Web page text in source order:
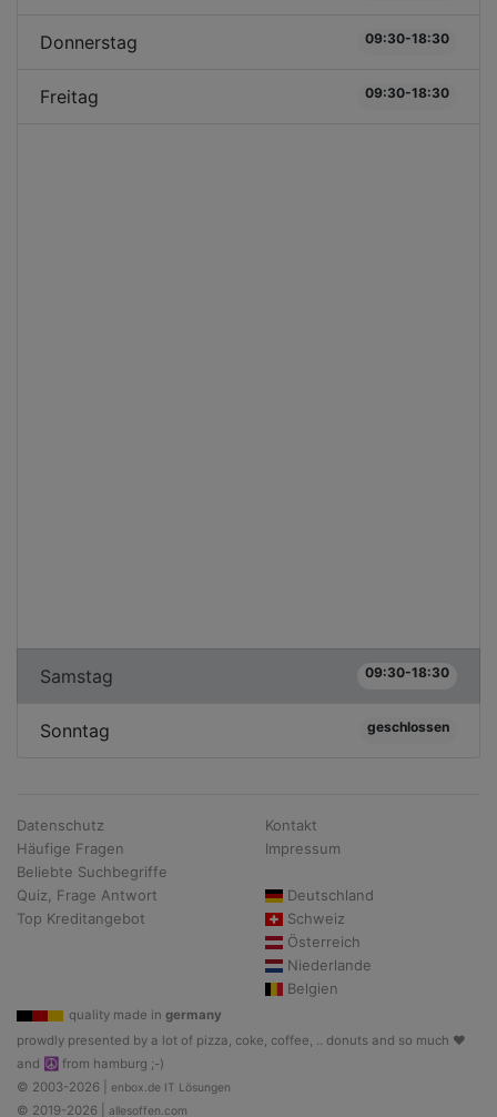
Donnerstag 09:30-18:30
Freitag 09:30-18:30
Samstag 09:30-18:30
Sonntag geschlossen
Datenschutz
Häufige Fragen
Beliebte Suchbegriffe
Quiz, Frage Antwort
Top Kreditangebot
Kontakt
Impressum
Deutschland
Schweiz
Österreich
Niederlande
Belgien
quality made in germany
prowdly presented by a lot of pizza, coke, coffee, .. donuts and so much ♥
and ☮ from hamburg ;-)
© 2003-2026 | enbox.de IT Lösungen
© 2019-2026 | allesoffen.com